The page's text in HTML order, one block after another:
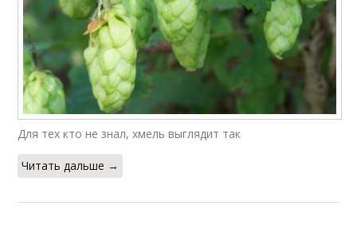
Для тех кто не знал, хмель выглядит так
Читать дальше →